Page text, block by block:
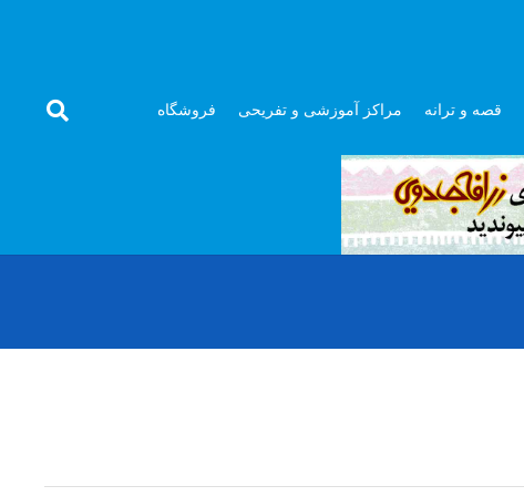
قصه و ترانه مراکز آموزشی و تفریحی فروشگاه